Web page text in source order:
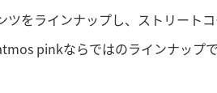
をラインナップし、ストリート
pinkならではのラインナップで